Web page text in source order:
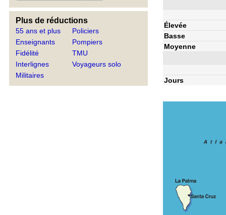
Plus de réductions
55 ans et plus
Enseignants
Fidélité
Interlignes
Militaires
Policiers
Pompiers
TMU
Voyageurs solo
Élevée
Basse
Moyenne
Jours